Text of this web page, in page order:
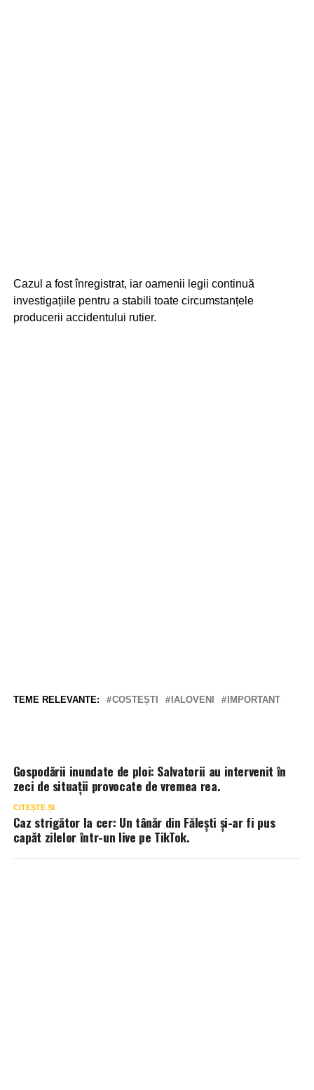
Cazul a fost înregistrat, iar oamenii legii continuă
investigațiile pentru a stabili toate circumstanțele
producerii accidentului rutier.
TEME RELEVANTE: COSTEȘTI IALOVENI IMPORTANT
Gospodării inundate de ploi: Salvatorii au intervenit în
zeci de situații provocate de vremea rea.
CITEȘTE ȘI
Caz strigător la cer: Un tânăr din Fălești și-ar fi pus
capăt zilelor într-un live pe TikTok.